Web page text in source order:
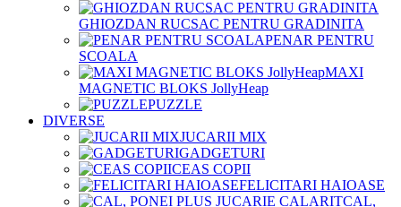
GHIOZDAN RUCSAC PENTRU GRADINITA
PENAR PENTRU
SCOALA
MAXI
MAGNETIC BLOKS JollyHeap
PUZZLE
DIVERSE
JUCARII MIX
GADGETURI
CEAS COPII
FELICITARI HAIOASE
CAL,